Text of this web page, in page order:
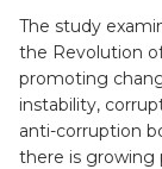
The study
the Revolution
promoting
instability,
anti-corruption
there is growing